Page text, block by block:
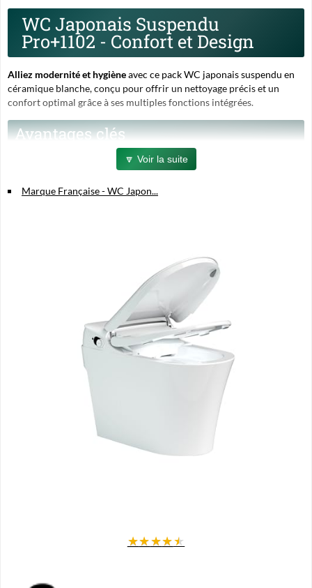
WC Japonais Suspendu
Pro+1102 - Confort et Design
Alliez modernité et hygièneavec ce pack WC japonais suspendu en
céramique blanche, conçu pour offrir un nettoyage précis et un
confort optimal grâce à ses multiples fonctions intégrées.
Avantages clés
Design élégant et compact :Dimensions optimisées (59x38x38
Installation facile :Raccordement électrique simple avec câble de
5 niveaux ajustables pour une sensation de
fraîcheur et de confort après chaque utilisation.
Neutralise efficacement les odeurs pour
un environnement toujours agréable.
Mémorisation personnalisée :Paramètres enregistrables pour 2
utilisateurs, pour un confort personnalisé quotidien.
Pack complet :
WC suspendu + module sanitaire noir en verre de
sécurité ESG (100,4 x 48,3 x 10,8 cm) avec cadre aluminium et double
chasse d'eau design.
Chasse d'eau éco-responsable :
Double volume réglable, grand
(4,8 à 7,4 L) et petit (2,4 à 3,5 L), pour optimiser la consommation
Pourquoi choisir ce WC japonais ?
🔽 Voir la suite
Marque Française - WC Japon...
★★★★★